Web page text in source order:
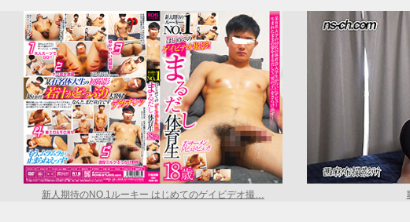
新人期待のNO.1ルーキー はじめてのゲイビデオ撮…